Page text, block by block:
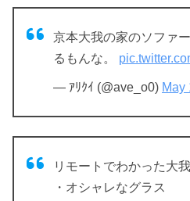
京本大我の家のソファ
るもんな。
— ｱﾘｸｲ (@ave_o0) May
リモートでわかった大
・オシャレなグラス